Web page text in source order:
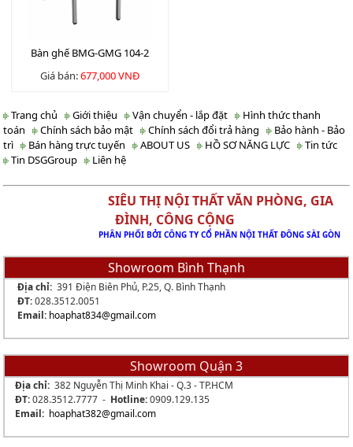
Bàn ghế BMG-GMG 104-2
Giá bán:677,000 VNĐ
Trang chủ Giới thiệu Vận chuyển - lắp đặt
Hình thức thanh
toán
Chính sách bảo mật Chính sách đổi trả hàng
Bảo hành - Bảo
trì
Bán hàng trực tuyến ABOUT US HỒ SƠ NĂNG LỰC
Tin tức
Tin DSGGroup
Liên hệ
SIÊU THỊ NỘI THẤT VĂN PHÒNG, GIA
ĐÌNH, CÔNG CỘNG
PHÂN PHỐI BỞI CÔNG TY CỔ PHẦN NỘI THẤT ĐÔNG SÀI GÒN
Showroom Bình Thạnh
Địa chỉ:391 Điện Biên Phủ, P.25, Q. Bình Thạnh
ĐT:028.3512.0051
Email: hoaphat834@gmail.com
Showroom Quận 3
Địa chỉ:382 Nguyễn Thị Minh Khai - Q.3 - TP.HCM
ĐT:028.3512.7777 - Hotline:0909.129.135
Email: hoaphat382@gmail.com